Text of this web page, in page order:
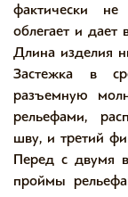
фактически
облегает и дает
Длина изделия
Застежка в
разъемную
рельефами,
шву, и третий
Перед с двумя
проймы